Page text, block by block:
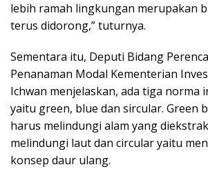
lebih ramah lingkungan merupakan
terus didorong,” tuturnya.
Sementara itu, Deputi Bidang
Penanaman Modal Kementerian
Ichwan menjelaskan, ada tiga norma
yaitu green, blue dan sircular. Green
harus melindungi alam yang
melindungi laut dan circular yaitu
konsep daur ulang.